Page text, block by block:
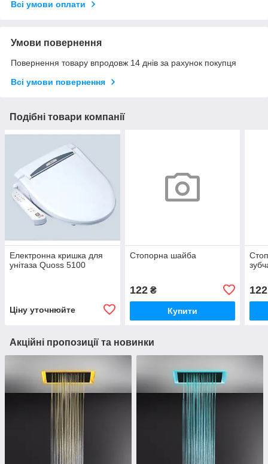
Всі умови оплати
Умови повернення
Повернення товару впродовж 14 днів за рахунок покупця
Всі умови повернення
Подібні товари компанії
Електронна кришка для
унітаза Quoss 5100
Ціну уточнюйте
Стопорна шайба
122₴
Купити
122
Акційні пропозиції та новинки